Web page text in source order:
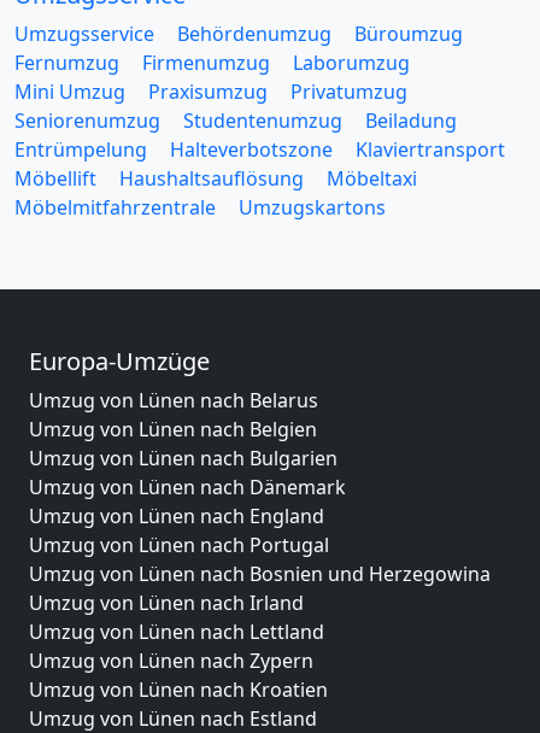
Umzugsservice Behördenumzug
Büroumzug
Fernumzug
Firmenumzug
Laborumzug
Mini Umzug
Praxisumzug
Privatumzug
Seniorenumzug
Studentenumzug
Beiladung
Entrümpelung
Halteverbotszone
Klaviertransport
Möbellift
Haushaltsauflösung
Möbeltaxi
Möbelmitfahrzentrale
Umzugskartons
Europa-Umzüge
Umzug von Lünen nach Belarus
Umzug von Lünen nach Belgien
Umzug von Lünen nach Bulgarien
Umzug von Lünen nach Dänemark
Umzug von Lünen nach England
Umzug von Lünen nach Portugal
Umzug von Lünen nach Bosnien und Herzegowina
Umzug von Lünen nach Irland
Umzug von Lünen nach Lettland
Umzug von Lünen nach Zypern
Umzug von Lünen nach Kroatien
Umzug von Lünen nach Estland